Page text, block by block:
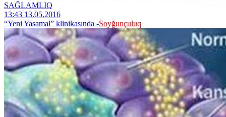
SAĞLAMLIQ
13:43 13.05.2016
“Yeni Yasamal” klinikasında -Soyğunçuluq